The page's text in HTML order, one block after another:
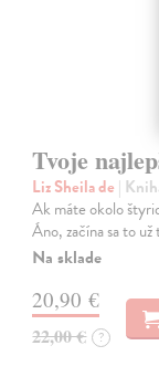
Tvoje
Liz Sheila de |
Ak máte okolo
Áno, začína sa to už
Na sklade
20,90 €
22,00 € ?